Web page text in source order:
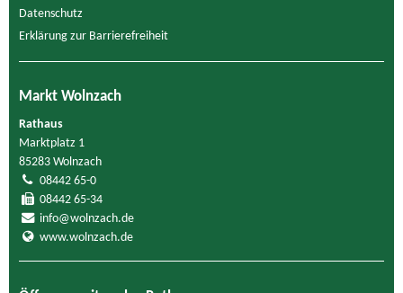
Datenschutz
Erklärung zur Barrierefreiheit
Markt Wolnzach
Rathaus
Marktplatz 1
85283 Wolnzach
08442 65-0
08442 65-34
info@wolnzach.de
www.wolnzach.de